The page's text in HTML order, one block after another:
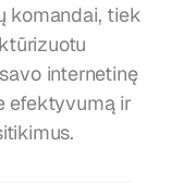
komandai, tiek
internetinę
efektyvumą ir